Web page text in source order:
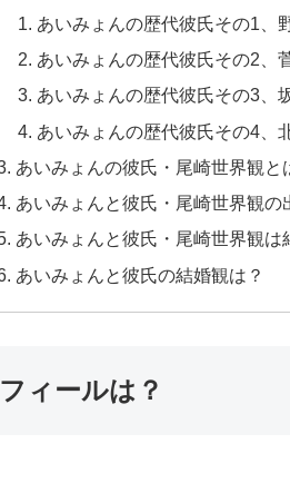
あいみょんの歴代彼氏その1、
あいみょんの歴代彼氏その2、
あいみょんの歴代彼氏その3、
あいみょんの歴代彼氏その4、
あいみょんの彼氏・尾崎世界観と
あいみょんと彼氏・尾崎世界観の
あいみょんと彼氏・尾崎世界観は
あいみょんと彼氏の結婚観は？
ィールは？